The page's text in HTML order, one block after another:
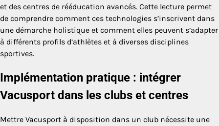
et des centres de rééducation avancés. Cette lecture permet
de comprendre comment ces technologies s’inscrivent dans
une démarche holistique et comment elles peuvent s’adapter
à différents profils d’athlètes et à diverses disciplines
sportives.
Implémentation pratique : intégrer
Vacusport dans les clubs et centres
Mettre Vacusport à disposition dans un club nécessite une